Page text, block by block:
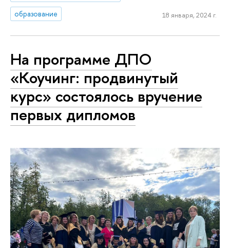
образование
18 января, 2024 г.
На программе ДПО
«Коучинг: продвинутый
курс» состоялось вручение
первых дипломов